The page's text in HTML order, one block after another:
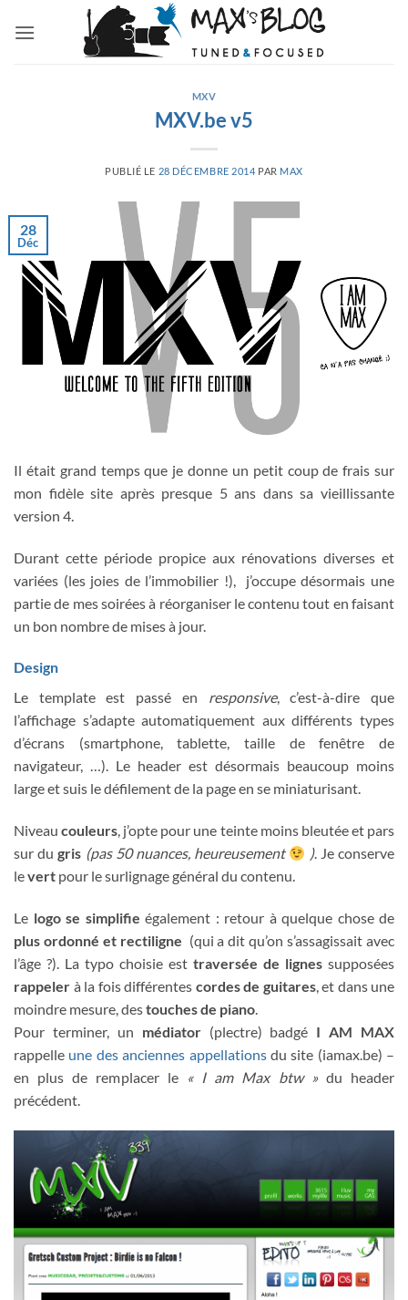
MXV
MXV.be v5
PUBLIÉ LE 28 DÉCEMBRE 2014 PAR MAX
28
Déc
Il était grand temps que je donne un petit coup de frais sur
mon fidèle site après presque 5 ans dans sa vieillissante
version 4.
Durant cette période propice aux rénovations diverses et
variées (les joies de l’immobilier !), j’occupe désormais une
partie de mes soirées à réorganiser le contenu tout en faisant
un bon nombre de mises à jour.
Design
Le template est passé en responsive, c’est-à-dire que
l’affichage s’adapte automatiquement aux différents types
d’écrans (smartphone, tablette, taille de fenêtre de
navigateur, …). Le header est désormais beaucoup moins
large et suis le défilement de la page en se miniaturisant.
Niveaucouleurs, j’opte pour une teinte moins bleutée et pars
sur dugris (pas 50 nuances, heureusement ). Je conserve
levert pour le surlignage général du contenu.
Le logo se simplifie également : retour à quelque chose de
plus ordonné et rectiligne (qui a dit qu’on s’assagissait avec
l’âge ?). La typo choisie est traversée de lignes supposées
rappeler à la fois différentes cordes de guitares, et dans une
moindre mesure, destouches de piano.
Pour terminer, un médiator(plectre) badgé I AM MAX
rappelle une des anciennes appellationsdu site (iamax.be) –
en plus de remplacer le« I am Max btw »du header
précédent.